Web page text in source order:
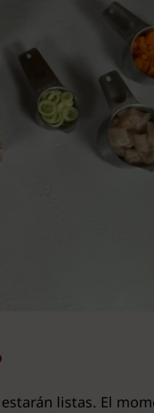
listas. El